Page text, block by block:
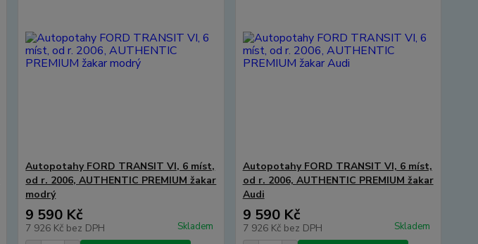
Autopotahy FORD TRANSIT VI, 6 míst,
od r. 2006, AUTHENTIC PREMIUM žakar
modrý
9 590 Kč
7 926 Kč bez DPH Skladem
Autopotahy FORD TRANSIT VI, 6 míst,
od r. 2006, AUTHENTIC PREMIUM žakar
Audi
9 590 Kč
7 926 Kč bez DPH Skladem